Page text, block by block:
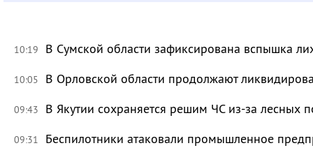
10:19 В Сумской области зафиксирована вспышка
10:05 В Орловской области продолжают
09:43 В Якутии сохраняется решим ЧС из-за лесных
09:31 Беспилотники атаковали промышленное